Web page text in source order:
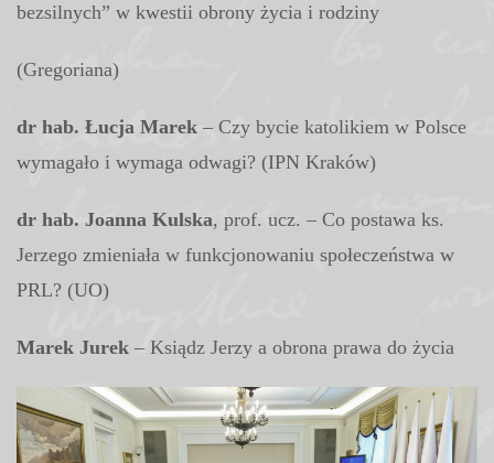
bezsilnych” w kwestii obrony życia i rodziny
(Gregoriana)
dr hab. Łucja Marek – Czy bycie katolikiem w Polsce
wymagało i wymaga odwagi? (IPN Kraków)
dr hab. Joanna Kulska, prof. ucz. – Co postawa ks.
Jerzego zmieniała w funkcjonowaniu społeczeństwa w
PRL? (UO)
Marek Jurek – Ksiądz Jerzy a obrona prawa do życia